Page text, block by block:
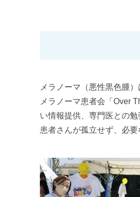
メラノーマ（悪性黒色腫
メラノーマ患者会「Over
い情報提供、専門医との
患者さんが孤立せず、必